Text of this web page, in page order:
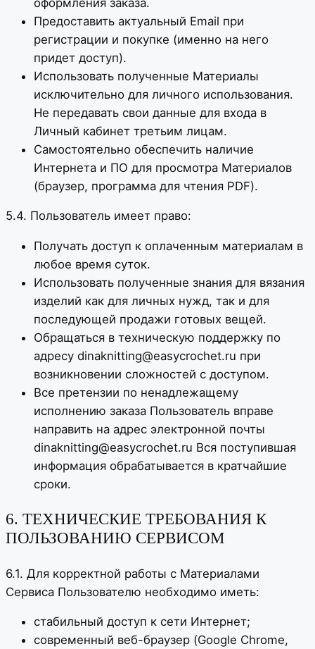
Предоставить актуальный Email при
регистрации и покупке (именно на него
придет доступ).
Использовать полученные Материалы
исключительно для личного использования.
Не передавать свои данные для входа в
Личный кабинет третьим лицам.
Самостоятельно обеспечить наличие
Интернета и ПО для просмотра Материалов
(браузер, программа для чтения PDF).
5.4. Пользователь имеет право:
Получать доступ к оплаченным материалам в
любое время суток.
Использовать полученные знания для вязания
изделий как для личных нужд, так и для
последующей продажи готовых вещей.
Обращаться в техническую поддержку по
адресу dinaknitting@easycrochet.ru при
возникновении сложностей с доступом.
Все претензии по ненадлежащему
исполнению заказа Пользователь вправе
направить на адрес электронной почты
dinaknitting@easycrochet.ru Вся поступившая
информация обрабатывается в кратчайшие
сроки.
6. ТЕХНИЧЕСКИЕ ТРЕБОВАНИЯ К
ПОЛЬЗОВАНИЮ СЕРВИСОМ
6.1. Для корректной работы с Материалами
Сервиса Пользователю необходимо иметь:
стабильный доступ к сети Интернет;
современный веб-браузер (Google Chrome,